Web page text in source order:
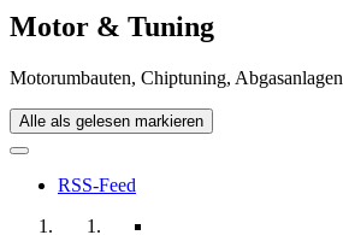
Motor & Tuning
Motorumbauten, Chiptuning,
Alle als gelesen markieren
RSS-Feed